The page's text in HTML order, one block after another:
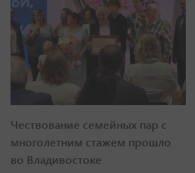
Чествование семейных пар с
многолетним стажем прошло
во Владивостоке